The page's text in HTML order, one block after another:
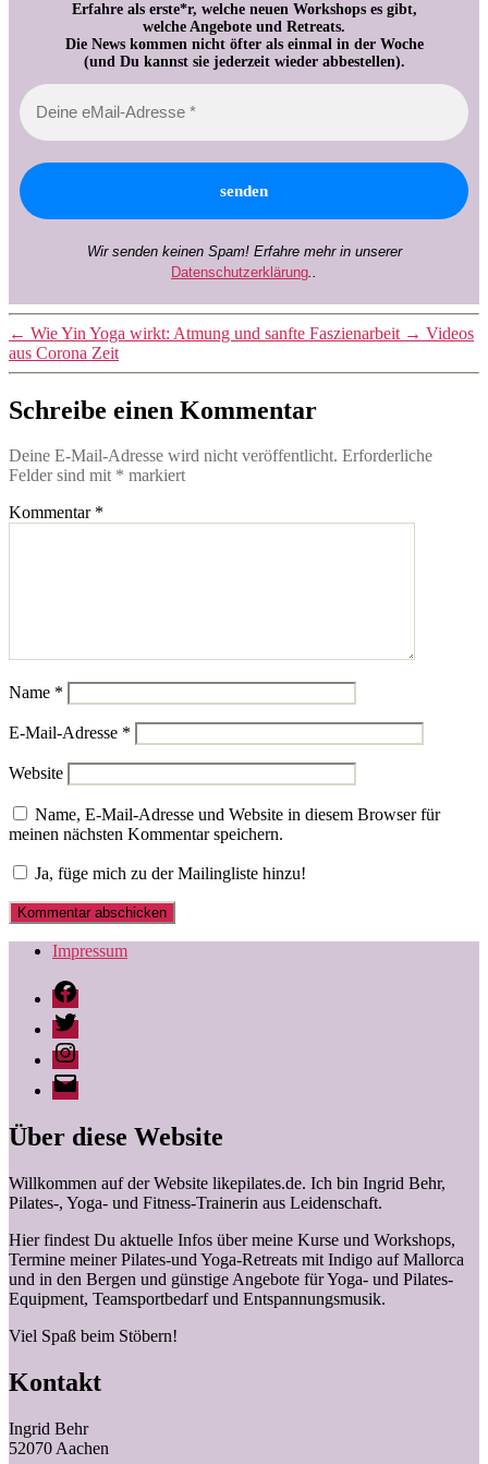
Erfahre als erste*r, welche neuen Workshops es gibt,
welche Angebote und Retreats.
Die News kommen nicht öfter als einmal in der Woche
(und Du kannst sie jederzeit wieder abbestellen).
Wir senden keinen Spam! Erfahre mehr in unserer
Datenschutzerklärung
← Wie Yin Yoga wirkt: Atmung und sanfte Faszienarbeit → Videos
aus Corona Zeit
Schreibe einen Kommentar
Deine E-Mail-Adresse wird nicht veröffentlicht. Erforderliche
Felder sind mit * markiert
Kommentar *
Name *
E-Mail-Adresse *
Website
Name, E-Mail-Adresse und Website in diesem Browser für
meinen nächsten Kommentar speichern.
Ja, füge mich zu der Mailingliste hinzu!
Impressum
Facebook
Twitter
Instagram
Ingrid
Behr
likepilates
Über diese Website
Willkommen auf der Website likepilates.de. Ich bin Ingrid Behr,
Pilates-, Yoga- und Fitness-Trainerin aus Leidenschaft.
Hier findest Du aktuelle Infos über meine Kurse und Workshops,
Termine meiner Pilates-und Yoga-Retreats mit Indigo auf Mallorca
und in den Bergen und günstige Angebote für Yoga- und Pilates-
Equipment, Teamsportbedarf und Entspannungsmusik.
Viel Spaß beim Stöbern!
Kontakt
Ingrid Behr
52070 Aachen